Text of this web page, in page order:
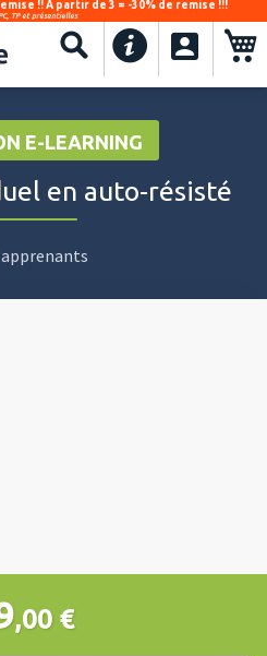
Recherche
!! À partir de 3 = -30% de remise !!!
TP et présentielles
.
E-LEARNING
en auto-résisté
apprenants
,00 €